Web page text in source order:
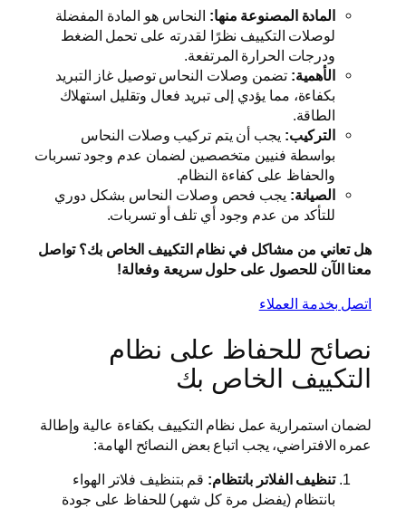
المادة المصنوعة منها: النحاس هو المادة المفضلة
لوصلات التكييف نظرًا لقدرته على تحمل الضغط
ودرجات الحرارة المرتفعة.
الأهمية: تضمن وصلات النحاس توصيل غاز التبريد
بكفاءة، مما يؤدي إلى تبريد فعال وتقليل استهلاك
الطاقة.
التركيب: يجب أن يتم تركيب وصلات النحاس
بواسطة فنيين متخصصين لضمان عدم وجود تسربات
والحفاظ على كفاءة النظام.
الصيانة: يجب فحص وصلات النحاس بشكل دوري
للتأكد من عدم وجود أي تلف أو تسربات.
هل تعاني من مشاكل في نظام التكييف الخاص بك؟ تواصل
معنا الآن للحصول على حلول سريعة وفعالة!
اتصل بخدمة العملاء
نصائح للحفاظ على نظام
التكييف الخاص بك
لضمان استمرارية عمل نظام التكييف بكفاءة عالية وإطالة
عمره الافتراضي، يجب اتباع بعض النصائح الهامة:
تنظيف الفلاتر بانتظام: قم بتنظيف فلاتر الهواء
بانتظام (يفضل مرة كل شهر) للحفاظ على جودة